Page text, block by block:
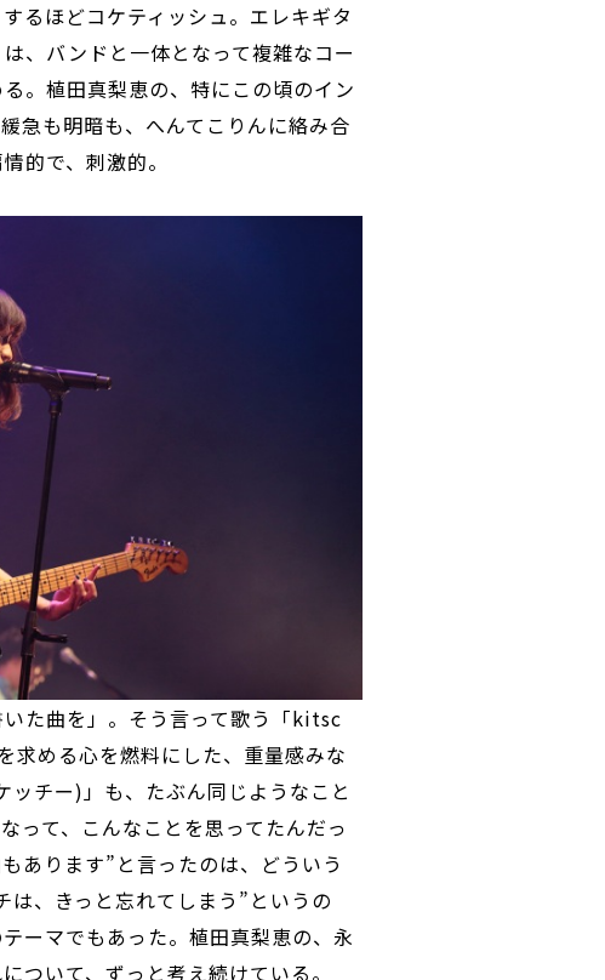
るほどコケティッシュ。エレキギタ
、バンドと一体となって複雑なコー
。植田真梨恵の、特にこの頃のイン
急も明暗も、へんてこりんに絡み合
的で、刺激的。
いた曲を」。そう言って歌う「kitsc
求める心を燃料にした、重量感みな
チー)」も、たぶん同じようなこと
って、こんなことを思ってたんだっ
あります”と言ったのは、どういう
は、きっと忘れてしまう”というの
ーマでもあった。植田真梨恵の、永
ついて、ずっと考え続けている。